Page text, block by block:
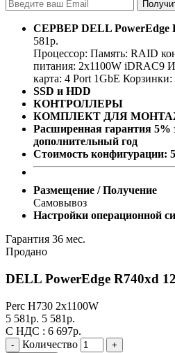
СЕРВЕР DELL PowerEdge
581р.
Процессор: Память: RAID
питания: 2x1100W iDRAC9
карта: 4 Port 1GbE Корзинки:
SSD и HDD
КОНТРОЛЛЕРЫ
КОМПЛЕКТ ДЛЯ
Расширенная гарантия 5%
дополнительный год
Стоимость конфигурации:
Размещение / Получение
Самовывоз
Настройки операционной
Гарантия 36 мес.
Продано
DELL PowerEdge R740xd
Perc H730 2x1100W
5 581р. 5 581р.
С НДС : 6 697р.
- Количество
+